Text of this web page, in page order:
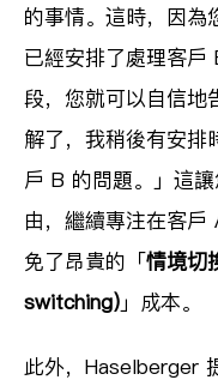
的事情。這時，因為
已經安排了處理客戶
段，您就可以自信地
解了，我稍後有安排
戶 B 的問題。」這
由，繼續專注在客戶
免了昂貴的「情境
switching)」成本。
此外，Haselberger